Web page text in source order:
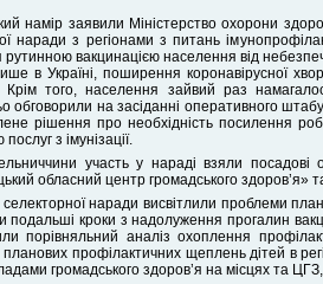
намір заявили Міністерство охорони
наради з регіонами з питань
вакцинацією населення від
в Україні, поширення коронавірусної
Крім того, населення зайвий раз
обговорили на засіданні оперативного
рішення про необхідність посилення
з імунізації.
участь у нараді взяли
обласний центр громадського здоров’я»
селекторної наради висвітлили проблеми
подальші кроки з надолуження прогалин
порівняльний аналіз охоплення
профілактичних щеплень дітей в
громадського здоров’я на місцях та